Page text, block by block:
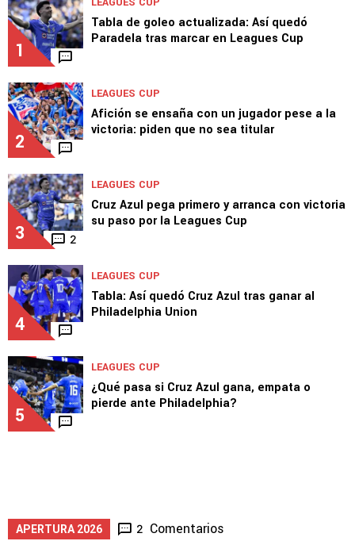
1
Tabla de goleo actualizada: Así quedó
Paradela tras marcar en Leagues Cup
2
LEAGUES CUP
Afición se ensaña con un jugador pese a la
victoria: piden que no sea titular
3 2
LEAGUES CUP
Cruz Azul pega primero y arranca con victoria
su paso por la Leagues Cup
4
LEAGUES CUP
Tabla: Así quedó Cruz Azul tras ganar al
Philadelphia Union
5
LEAGUES CUP
¿Qué pasa si Cruz Azul gana, empata o
pierde ante Philadelphia?
APERTURA 2026 2 Comentarios